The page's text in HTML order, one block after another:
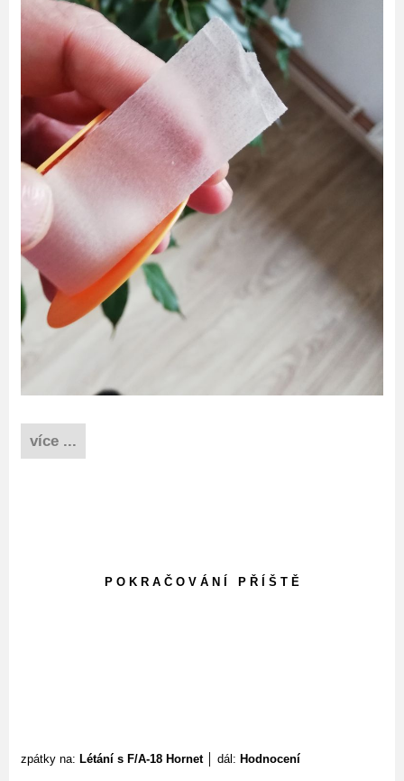
více ...
P O K R A Č O V Á N Í P Ř Í Š T Ě
zpátky na: Létání s F/A-18 Hornet│ dál: Hodnocení